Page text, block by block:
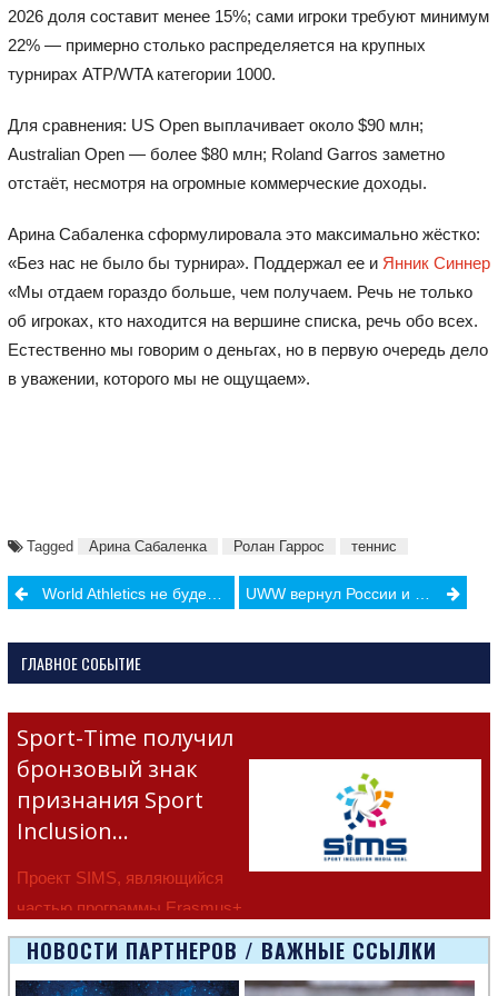
2026 доля составит менее 15%; сами игроки требуют минимум
22% — примерно столько распределяется на крупных
турнирах ATP/WTA категории 1000.
Для сравнения: US Openвыплачивает около $90 млн;
Australian Open— более $80 млн; Roland Garros заметно
отстаёт, несмотря на огромные коммерческие доходы.
Арина Сабаленка сформулировала это максимально жёстко:
«Без нас не было бы турнира». Поддержал ее и Янник Синнер
«Мы отдаем гораздо больше, чем получаем. Речь не только
об игроках, кто находится на вершине списка, речь обо всех.
Естественно мы говорим о деньгах, но в первую очередь дело
в уважении, которого мы не ощущаем».
Tagged Арина Сабаленка Ролан Гаррос теннис
PostWorld Athletics не будет снимать санкции с России и Белоруссии UWW вернул России и Беларуси флаги и гимны
ГЛАВНОЕ СОБЫТИЕ
Sport-Time получил
бронзовый знак
признания Sport
Inclusion…
Проект SIMS, являющийся
частью программы Erasmus+
Европейско
НОВОСТИ ПАРТНЕРОВ / ВАЖНЫЕ ССЫЛКИ